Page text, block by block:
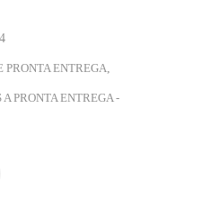
PRONTA ENTREGA,
PRONTA ENTREGA -